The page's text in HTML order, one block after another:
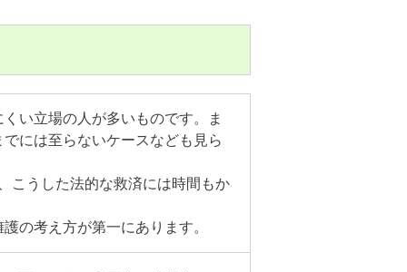
い立場の人が多いものです。ま
には至らないケースなども見ら
こうした法的な救済には時間もか
の考え方が第一にあります。